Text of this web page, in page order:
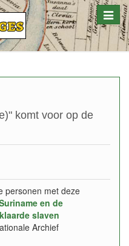
Toggle
komt voor op de
personen met deze
en de
slaven
Archief